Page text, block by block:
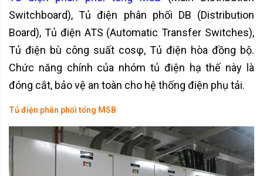
Switchboard), Tủ điện phân phối DB (Distribution
Board), Tủ điện ATS (Automatic Transfer Switches),
Tủ điện bù công suất cosφ, Tủ điện hòa đồng bộ.
Chức năng chính của nhóm tủ điện hạ thế này là
đóng cắt, bảo vệ an toàn cho hệ thống điện phụ tải.
Tủ điện phân phối tổng MSB